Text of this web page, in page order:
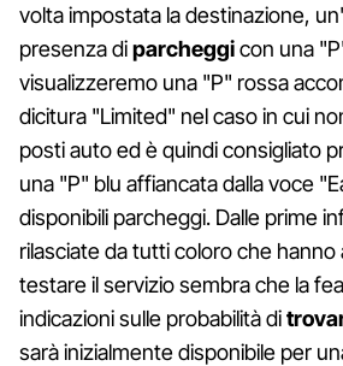
volta impostata la destinazione,
presenza diparcheggicon una
visualizzeremo una "P" rossa
dicitura "Limited" nel caso in cui
posti auto ed è quindi consigliato
una "P" blu affiancata dalla voce
disponibili parcheggi. Dalle prime
rilasciate da tutti coloro che
testare il servizio sembra che la
indicazioni sulle probabilità di
sarà inizialmente disponibile per